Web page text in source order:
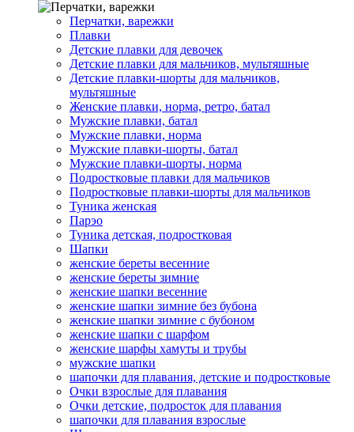
Перчатки, варежки
Плавки
Детские плавки для девочек
Детские плавки для мальчиков, мультяшные
Детские плавки-шорты для мальчиков,
мультяшные
Женские плавки, норма, ретро, батал
Мужские плавки, батал
Мужские плавки, норма
Мужские плавки-шорты, батал
Мужские плавки-шорты, норма
Подростковые плавки для мальчиков
Подростковые плавки-шорты для мальчиков
Туникa женская
Парэо
Туника детская, подростковая
Шапки
женские береты весенние
женские береты зимние
женские шапки весенние
женские шапки зимние без бубона
женские шапки зимние с бубоном
женские шапки с шарфом
женские шарфы хамуты и трубы
мужские шапки
шапочки для плавания, детские и подростковые
Очки взрослые для плавания
Очки детские, подросток для плавания
шапочки для плавания взрослые